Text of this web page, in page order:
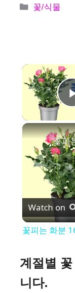
카
꽃/식물
Watch on
꽃피는 화분
계절별
니다.